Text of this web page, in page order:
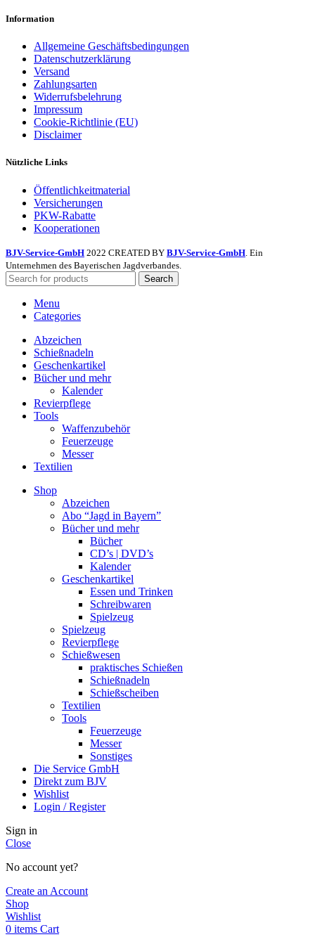
Information
Allgemeine Geschäftsbedingungen
Datenschutzerklärung
Versand
Zahlungsarten
Widerrufsbelehrung
Impressum
Cookie-Richtlinie (EU)
Disclaimer
Nützliche Links
Öffentlichkeitmaterial
Versicherungen
PKW-Rabatte
Kooperationen
BJV-Service-GmbH 2022 CREATED BY BJV-Service-GmbH . Ein
Unternehmen des Bayerischen Jagdverbandes.
Search
Menu
Categories
Abzeichen
Schießnadeln
Geschenkartikel
Bücher und mehr
Kalender
Revierpflege
Tools
Waffenzubehör
Feuerzeuge
Messer
Textilien
Shop
Abzeichen
Abo “Jagd in Bayern”
Bücher und mehr
Bücher
CD’s | DVD’s
Kalender
Geschenkartikel
Essen und Trinken
Schreibwaren
Spielzeug
Spielzeug
Revierpflege
Schießwesen
praktisches Schießen
Schießnadeln
Schießscheiben
Textilien
Tools
Feuerzeuge
Messer
Sonstiges
Die Service GmbH
Direkt zum BJV
Wishlist
Login / Register
Sign in
Close
No account yet?
Create an Account
Shop
Wishlist
0 items Cart